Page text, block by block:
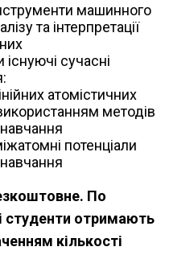
машинного
та інтерпретації
сучасні
атомістичних
методів
потенціали
По
студенти отримають
кількості